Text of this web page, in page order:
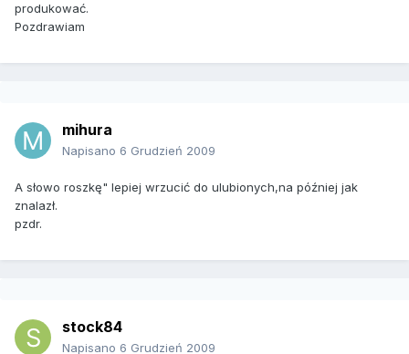
produkować.
Pozdrawiam
mihura
Napisano 6 Grudzień 2009
A słowo roszkę" lepiej wrzucić do ulubionych,na później jak
znalazł.
pzdr.
stock84
Napisano 6 Grudzień 2009